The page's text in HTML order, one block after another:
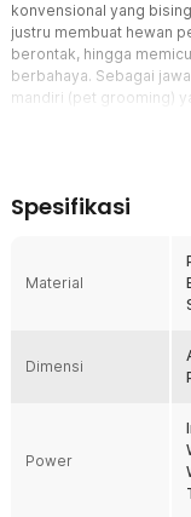
konvensional yang
justru membuat hewan
berontak, hingga
berbahaya. Sebagai
mandiri (pet grooming)
kecepatan. Perangkat
kenyamanan total bagi
siap memberikan
dan aman di dalam
Mesin Cukur Elektrik
Sistem penggerak
dipersenjatai oleh
konstan hingga
pemotongan berjalan
Spesifikasi
Material
Dimensi
Power